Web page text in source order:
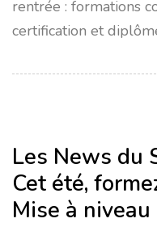
rentrée : formations
certification et
Les News du
Cet été,
Mise à